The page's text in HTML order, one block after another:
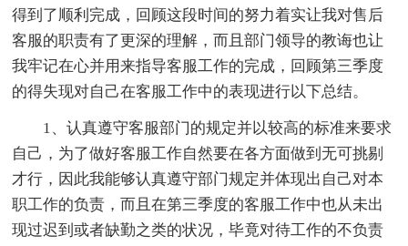
得到了顺利完成，回顾这段时间的努力着实让我对售后
客服的职责有了更深的理解，而且部门领导的教诲也让
我牢记在心并用来指导客服工作的完成，回顾第三季度
的得失现对自己在客服工作中的表现进行以下总结。
1、认真遵守客服部门的规定并以较高的标准来要求
自己，为了做好客服工作自然要在各方面做到无可挑剔
才行，因此我能够认真遵守部门规定并体现出自己对本
职工作的负责，而且在第三季度的客服工作中也从未出
现过迟到或者缺勤之类的状况，毕竟对待工作的不负责